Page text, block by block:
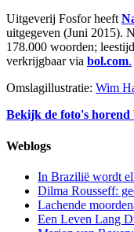
Uitgeverij Fosfor heeft
uitgegeven (Juni 2015).
178.000 woorden;
verkrijgbaar via bol.com.
Omslagillustratie: Wim
Bekijk de foto's horend
Weblogs
In Brazilië wordt
Dilma Rousseff:
Lachende
Een Leven Lang